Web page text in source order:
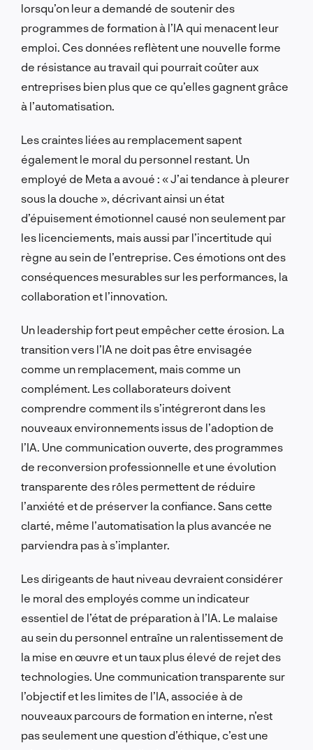
lorsqu’on leur a demandé de soutenir des
programmes de formation à l’IA qui menacent leur
emploi. Ces données reflètent une nouvelle forme
de résistance au travail qui pourrait coûter aux
entreprises bien plus que ce qu’elles gagnent grâce
à l’automatisation.
Les craintes liées au remplacement sapent
également le moral du personnel restant. Un
employé de Meta a avoué : « J’ai tendance à pleurer
sous la douche », décrivant ainsi un état
d’épuisement émotionnel causé non seulement par
les licenciements, mais aussi par l’incertitude qui
règne au sein de l’entreprise. Ces émotions ont des
conséquences mesurables sur les performances, la
collaboration et l’innovation.
Un leadership fort peut empêcher cette érosion. La
transition vers l’IA ne doit pas être envisagée
comme un remplacement, mais comme un
complément. Les collaborateurs doivent
comprendre comment ils s’intégreront dans les
nouveaux environnements issus de l’adoption de
l’IA. Une communication ouverte, des programmes
de reconversion professionnelle et une évolution
transparente des rôles permettent de réduire
l’anxiété et de préserver la confiance. Sans cette
clarté, même l’automatisation la plus avancée ne
parviendra pas à s’implanter.
Les dirigeants de haut niveau devraient considérer
le moral des employés comme un indicateur
essentiel de l’état de préparation à l’IA. Le malaise
au sein du personnel entraîne un ralentissement de
la mise en œuvre et un taux plus élevé de rejet des
technologies. Une communication transparente sur
l’objectif et les limites de l’IA, associée à de
nouveaux parcours de formation en interne, n’est
pas seulement une question d’éthique, c’est une